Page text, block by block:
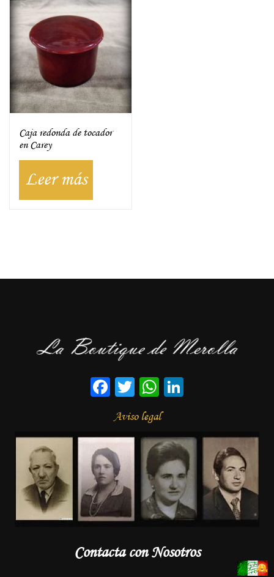
Caja redonda de tocador
en Carey
Leer más
Facebook
TwitterWhatsApp
Aviso legal
Contacta con Nosotros